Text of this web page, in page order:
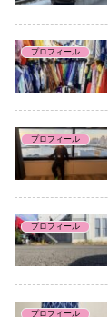
プロフィール
プロフィール
プロフィール
プロフィール